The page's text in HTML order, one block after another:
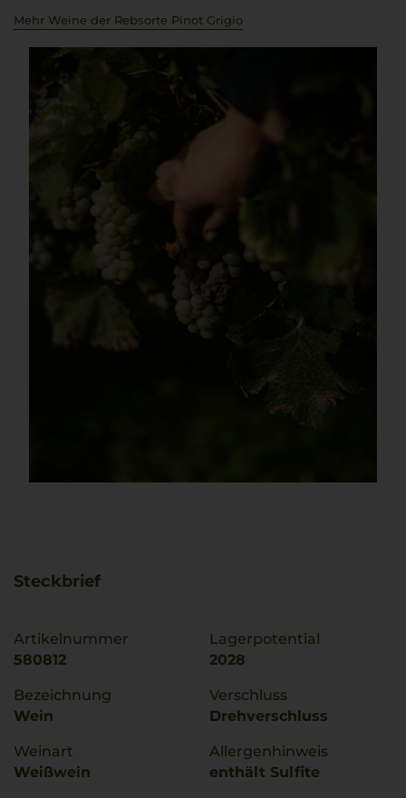
Mehr Weine der Rebsorte Pinot Grigio
Steckbrief
Artikelnummer
580812
Bezeichnung
Wein
Weinart
Weißwein
Lagerpotential
2028
Verschluss
Drehverschluss
Allergenhinweis
enthält Sulfite